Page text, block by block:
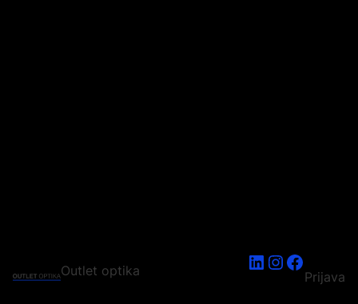
Outlet optika LinkedIn
Instagram
Prijava